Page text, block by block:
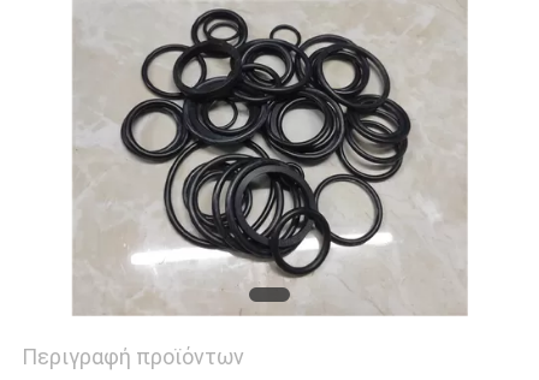
SITEMAP
PRIVACY
POLICY
Περιγραφή προϊόντων